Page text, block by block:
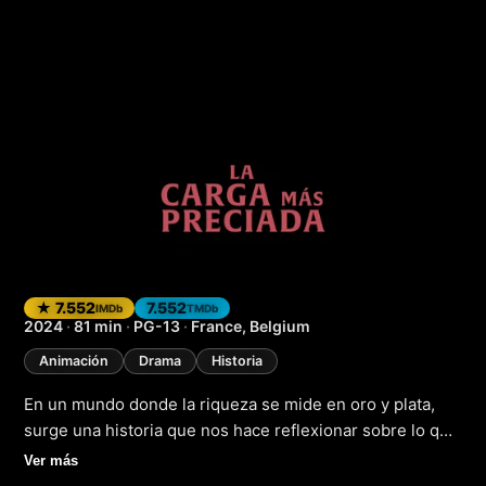
La mercancía
★ 7.552IMDb 7.552TMDb
2024 · 81 min · PG-13 · France, Belgium
Animación Drama Historia
En un mundo donde la riqueza se mide en oro y plata,
surge una historia que nos hace reflexionar sobre lo que
verdaderamente importa. "La mercancía más preciosa"
Ver más